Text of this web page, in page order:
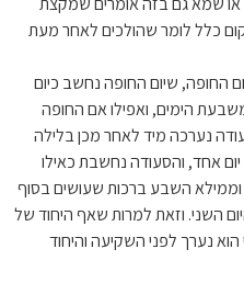
כלל לומר שהולכים לאחר מעת
החופה, שיום החופה נחשב כיום
הימים, ואפילו אם החופה
נערכה מיד לאחר מכן בלילה
אחד, והסעודה נחשבת כאילו
השבע ברכות שעושים בסוף
השני. וזאת למרות שאף היחוד של
נערך לפני השקיעה והיחוד